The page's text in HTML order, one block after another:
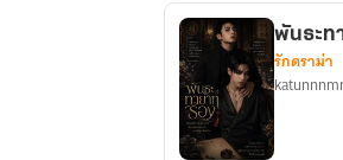
พันธะท
รักดราม่า